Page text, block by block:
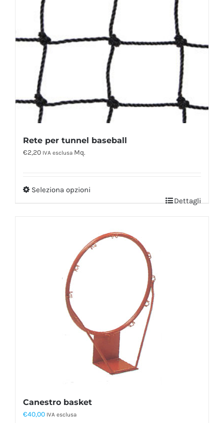
Rete per tunnel baseball
€2,20 IVA esclusa Mq.
Seleziona opzioni
Dettagli
Canestro basket
€40,00 IVA esclusa